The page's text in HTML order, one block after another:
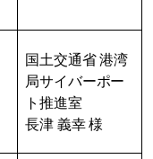
国土交通省 港湾
局サイバーポー
ト推進室
長津 義幸 様